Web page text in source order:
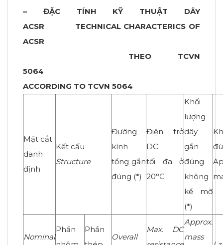
– ĐẶC TÍNH KỸ THUẬT DÂY
ACSR TECHNICAL CHARACTERICS OF
ACSR
THEO TCVN
5064
ACCORDING TO TCVN 5064
Mặt cắt
danh
định
Kết cấu
Structure
Đường
kính
tổng gần
đúng (*)
Điện trở
DC
tối đa ở
20°C
Khối
lượng
dây
gần
đúng
không
kể mỡ
(*)
Nominal
Phần
Phần
Overall
Max. DC
Approx.
mass